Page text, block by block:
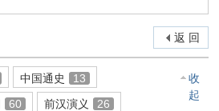
返 回
收
起
中国通史
13
60 前汉演义
26